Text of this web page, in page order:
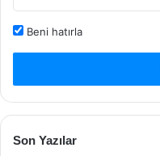
Beni hatırla
Son Yazılar